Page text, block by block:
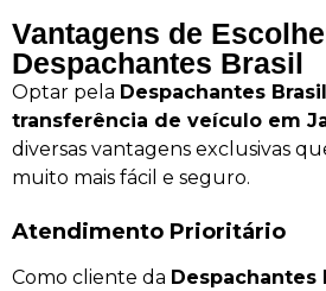
Vantagens de
Despachantes Brasil
Optar pela Despachantes Brasil
transferência de veículo em
diversas vantagens exclusivas
muito mais fácil e seguro.
Atendimento Prioritário
Como cliente da Despachantes